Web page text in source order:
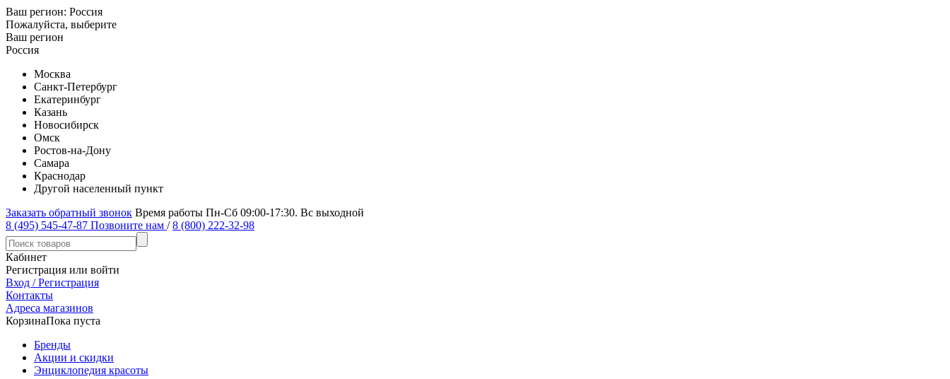
Ваш регион: Россия
Пожалуйста, выберите
Ваш регион
Россия
Москва
Санкт-Петербург
Екатеринбург
Казань
Новосибирск
Омск
Ростов-на-Дону
Самара
Краснодар
Другой населенный пункт
Заказать обратный звонок Время работы Пн-Сб 09:00-17:30. Вс выходной
8 (495) 545-47-87 Позвоните нам / 8 (800) 222-32-98
Кабинет
Регистрация или войти
Вход / Регистрация
Контакты
Адреса магазинов
КорзинаПока пуста
Бренды
Акции и скидки
Энциклопедия красоты